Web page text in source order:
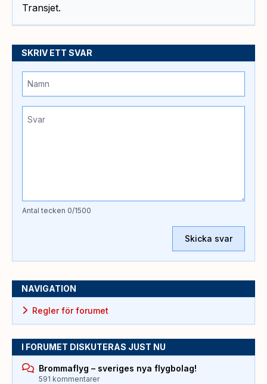
Transjet.
SKRIV ETT SVAR
Antal tecken 0/1500
Skicka svar
NAVIGATION
Regler för forumet
I FORUMET DISKUTERAS JUST NU
Brommaflyg – sveriges nya flygbolag!
591 kommentarer